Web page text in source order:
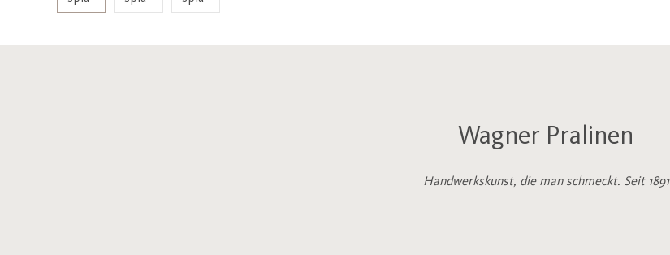
Wagner Pralinen
Handwerkskunst, die man schmeckt. Seit 1891